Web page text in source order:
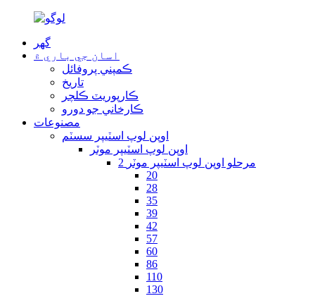
گھر
اسان جي باري ۾
ڪمپني پروفائل
تاريخ
ڪارپوريٽ ڪلچر
ڪارخاني جو دورو
مصنوعات
اوپن لوپ اسٽيپر سسٽم
اوپن لوپ اسٽيپر موٽر
2 مرحلو اوپن لوپ اسٽيپر موٽر
20
28
35
39
42
57
60
86
110
130